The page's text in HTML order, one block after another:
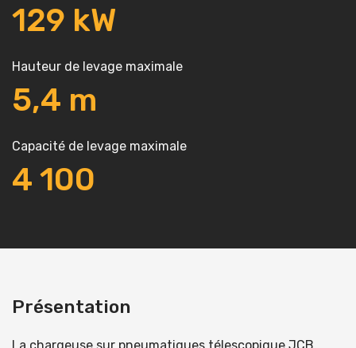
129 kW
Hauteur de levage maximale
5,4 m
Capacité de levage maximale
4 100
Présentation
La chargeuse sur pneumatiques télescopique JCB